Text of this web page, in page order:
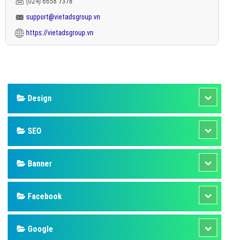
support@vietadsgroup.vn
https://vietadsgroup.vn